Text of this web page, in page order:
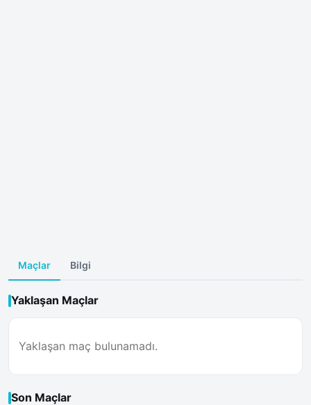
Maçlar Bilgi
Yaklaşan Maçlar
Yaklaşan maç bulunamadı.
Son Maçlar